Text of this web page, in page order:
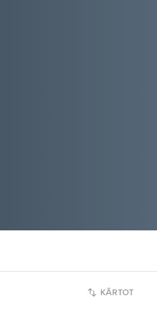
KĀRTOT